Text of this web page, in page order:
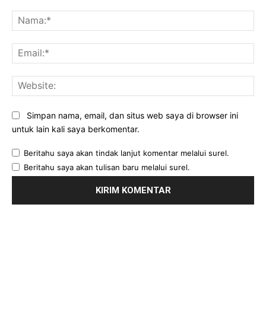
Simpan nama, email, dan situs web saya di browser ini
untuk lain kali saya berkomentar.
Beritahu saya akan tindak lanjut komentar melalui surel.
Beritahu saya akan tulisan baru melalui surel.